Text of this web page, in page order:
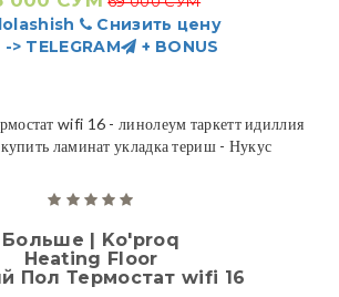
Снизить цену
-> TELEGRAM
+ BONUS
Больше | Ko'proq
Heating Floor
Пол Термостат wifi 16